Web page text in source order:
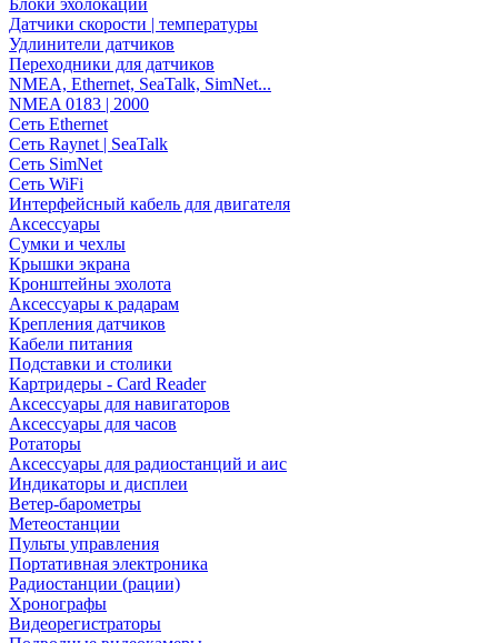
Блоки эхолокации
Датчики скорости | температуры
Удлинители датчиков
Переходники для датчиков
NMEA, Ethernet, SeaTalk, SimNet...
NMEA 0183 | 2000
Сеть Ethernet
Сеть Raynet | SeaTalk
Сеть SimNet
Сеть WiFi
Интерфейсный кабель для двигателя
Аксессуары
Сумки и чехлы
Крышки экрана
Кронштейны эхолота
Аксессуары к радарам
Крепления датчиков
Кабели питания
Подставки и столики
Картридеры - Card Reader
Аксессуары для навигаторов
Аксессуары для часов
Ротаторы
Аксессуары для радиостанций и аис
Индикаторы и дисплеи
Ветер-барометры
Метеостанции
Пульты управления
Портативная электроника
Радиостанции (рации)
Хронографы
Видеорегистраторы